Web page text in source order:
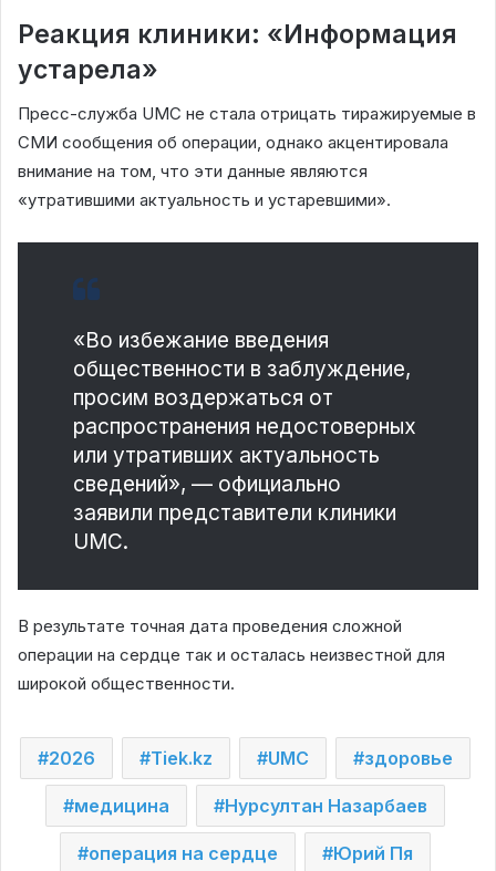
Реакция клиники: «Информация
устарела»
Пресс-служба UMC не стала отрицать тиражируемые в
СМИ сообщения об операции, однако акцентировала
внимание на том, что эти данные являются
«утратившими актуальность и устаревшими».
«Во избежание введения
общественности в заблуждение,
просим воздержаться от
распространения недостоверных
или утративших актуальность
сведений», — официально
заявили представители клиники
UMC.
В результате точная дата проведения сложной
операции на сердце так и осталась неизвестной для
широкой общественности.
2026 Tiek.kz UMC здоровье
медицина Нурсултан Назарбаев
операция на сердце Юрий Пя